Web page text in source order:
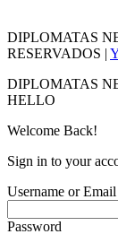
DIPLOMATAS
RESERVADOS |
DIPLOMATAS
HELLO
Welcome Back!
Sign in to your
Username or
Password